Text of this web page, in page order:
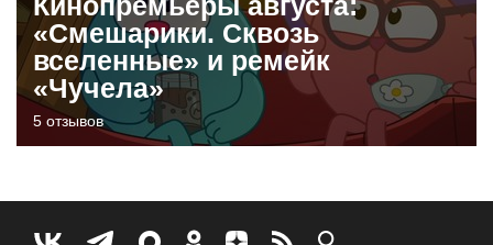
«Смешарики. Сквозь
вселенные» и ремейк
«Чучела»
5 отзывов